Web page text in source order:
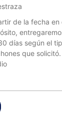
de la fecha
días según el
que solicitó.